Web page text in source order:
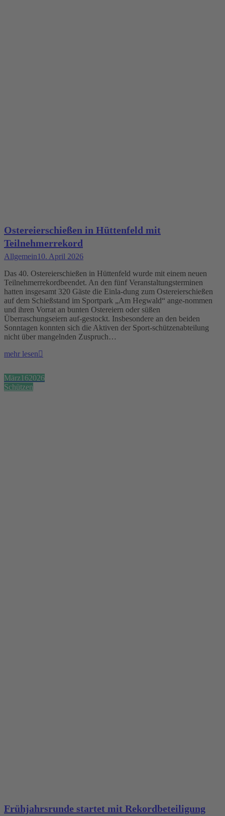
Ostereierschießen in Hüttenfeld mit
Teilnehmerrekord
Allgemein10. April 2026
Das 40. Ostereierschießen in Hüttenfeld wurde mit einem neuen
Teilnehmerrekordbeendet. An den fünf Veranstaltungsterminen
hatten insgesamt 320 Gäste die Einla-dung zum Ostereierschießen
auf dem Schießstand im Sportpark „Am Hegwald“ ange-nommen
und ihren Vorrat an bunten Ostereiern oder süßen
Überraschungseiern auf-gestockt. Insbesondere an den beiden
Sonntagen konnten sich die Aktiven der Sport-schützenabteilung
nicht über mangelnden Zuspruch…
mehr lesen
März162026
Schützen
Frühjahrsrunde startet mit Rekordbeteiligung